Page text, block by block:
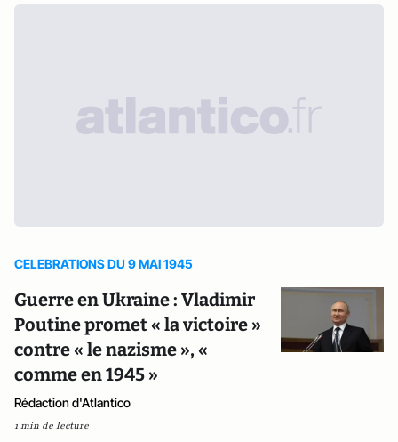
CELEBRATIONS DU 9 MAI 1945
Guerre en Ukraine : Vladimir
Poutine promet « la victoire »
contre « le nazisme », «
comme en 1945 »
Rédaction d'Atlantico
1 min de lecture